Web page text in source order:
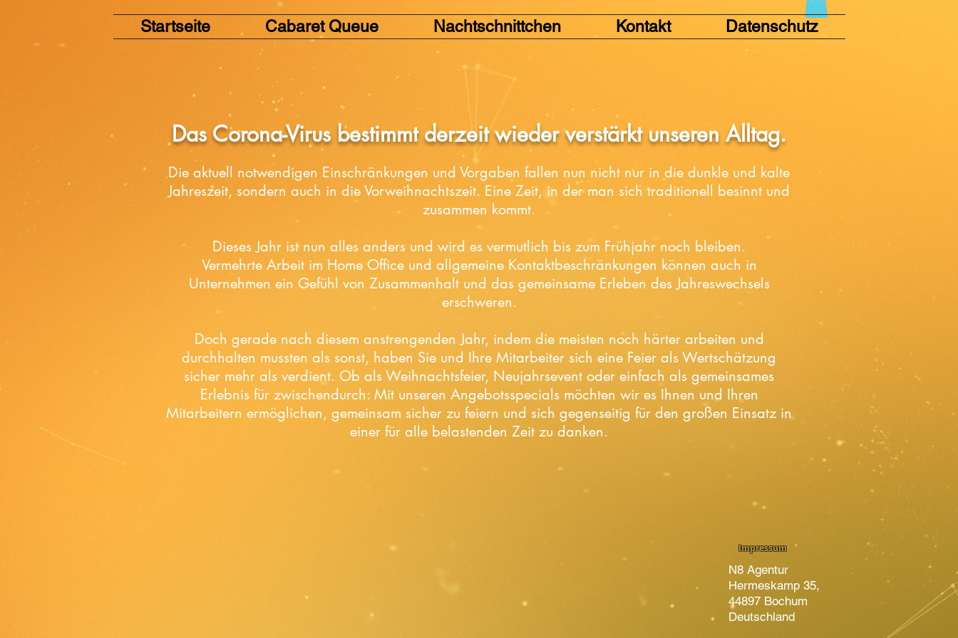
Startseite Cabaret Queue Nachtschnittchen Kontakt Datenschutz
Das Corona-Virus bestimmt derzeitwieder verstärkt unseren Alltag.
Die aktuell notwendigen Einschränkungen und Vorgaben fallen nun nicht nur in die dunkle und kalte
Jahreszeit, sondern auch in die Vorweihnachtszeit. Eine Zeit, in der man sich traditionell besinnt und
zusammen kommt.
Dieses Jahr ist nun alles anders und wird es vermutlich bis zum Frühjahr noch bleiben.
Vermehrte Arbeit im Home Office und allgemeine Kontaktbeschränkungen können auch in
Unternehmen ein Gefühl von Zusammenhalt und das gemeinsame Erleben des Jahreswechsels
erschweren.
Doch gerade nach diesem anstrengenden Jahr, indem die meisten noch härter arbeiten und
durchhalten mussten als sonst, haben Sie und Ihre Mitarbeiter sich eine Feier als Wertschätzung
sicher mehr als verdient. Ob als Weihnachtsfeier, Neujahrsevent oder einfach als gemeinsames
Erlebnis für zwischendurch: Mit unseren Angebotsspecials möchten wir es Ihnen und Ihren
Mitarbeitern ermöglichen, gemeinsam sicher zu feiern und sich gegenseitig für den großen Einsatz in
einer für alle belastenden Zeit zu danken.
Impressum
N8 Agentur
Hermeskamp 35,
44897 Bochum
Deutschland